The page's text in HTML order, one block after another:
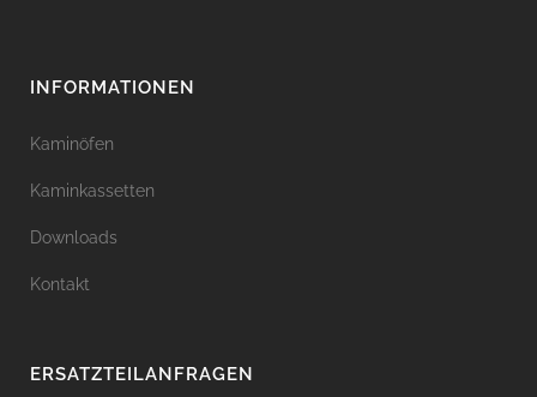
INFORMATIONEN
Kaminöfen
Kaminkassetten
Downloads
Kontakt
ERSATZTEILANFRAGEN